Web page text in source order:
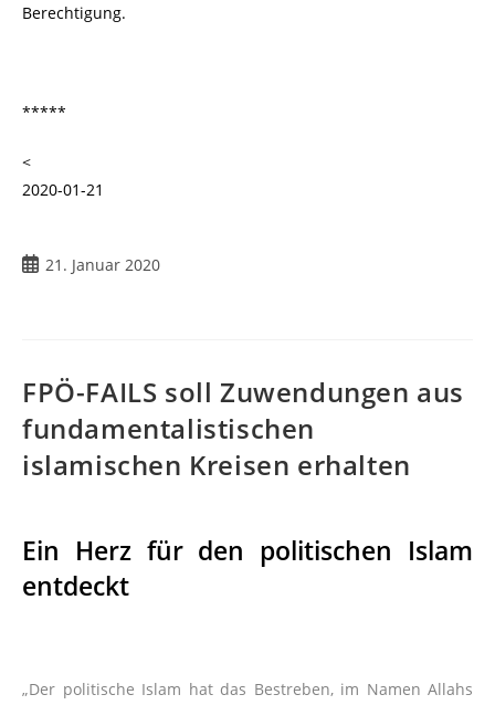
Berechtigung.
*****
<
2020-01-21
21. Januar 2020
FPÖ-FAILS soll Zuwendungen aus
fundamentalistischen
islamischen Kreisen erhalten
Ein Herz für den politischen Islam
entdeckt
„Der politische Islam hat das Bestreben, im Namen Allahs